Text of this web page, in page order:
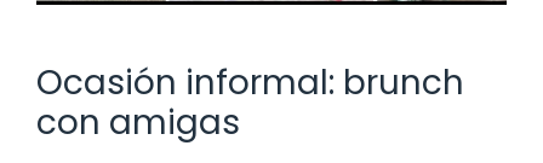
Ocasión informal: brunch
con amigas